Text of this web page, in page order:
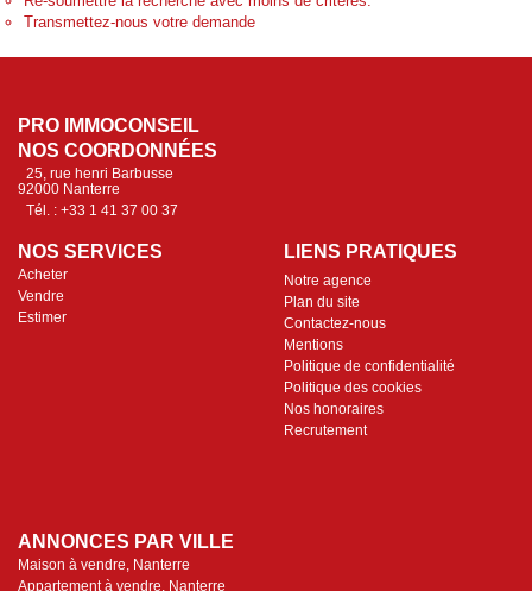
Transmettez-nous votre demande
PRO IMMOCONSEIL
NOS COORDONNÉES
25, rue henri Barbusse
92000 Nanterre
Tél. : +33 1 41 37 00 37
NOS SERVICES
Acheter
Vendre
Estimer
LIENS PRATIQUES
Notre agence
Plan du site
Contactez-nous
Mentions
Politique de confidentialité
Politique des cookies
Nos honoraires
Recrutement
ANNONCES PAR VILLE
Maison à vendre, Nanterre
Appartement à vendre, Nanterre